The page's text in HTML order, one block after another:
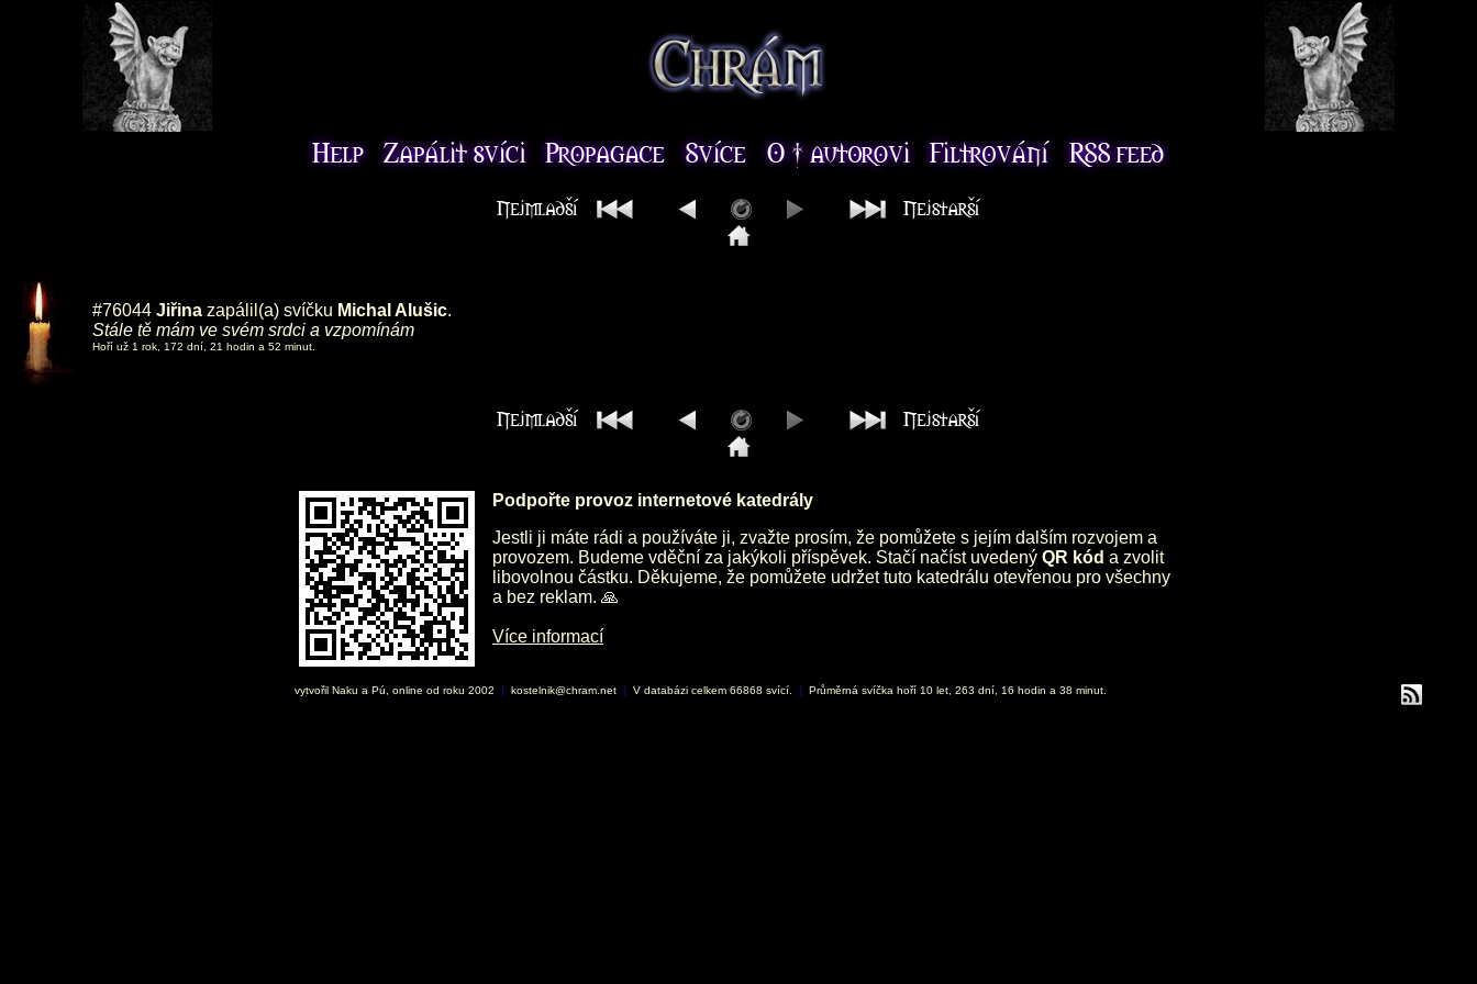
#76044 Jiřina zapálil(a) svíčku Michal Alušic.
Stále tě mám ve svém srdci a vzpomínám
Hoří už 1 rok, 172 dní, 21 hodin a 52 minut.
Podpořte provoz internetové katedrály
Jestli ji máte rádi a používáte ji, zvažte prosím, že pomůžete s jejím dalším rozvojem a
provozem. Budeme vděční za jakýkoli příspěvek. Stačí načíst uvedený QR kód a zvolit
libovolnou částku. Děkujeme, že pomůžete udržet tuto katedrálu otevřenou pro všechny
a bez reklam. 🙏
Více informací
vytvořil Naku a Pú, online od roku 2002 | kostelnik@chram.net | V databázi celkem 66868 svící. | Průměrná svíčka hoří 10 let, 263 dní, 16 hodin a 38 minut.